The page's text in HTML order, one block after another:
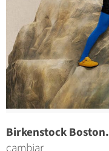
Birkenstock Boston.